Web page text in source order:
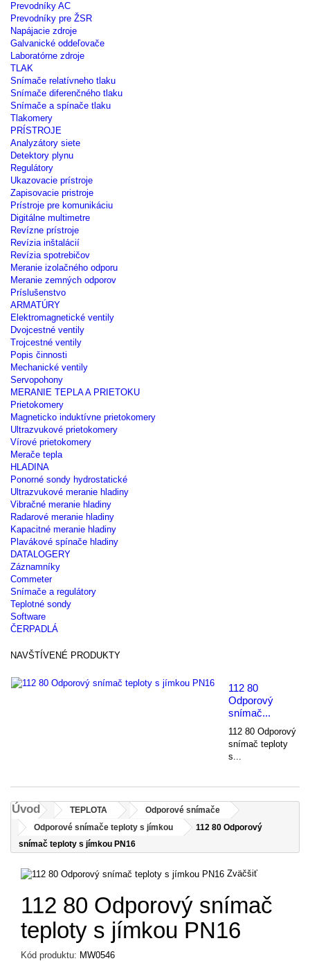
Prevodníky AC
Prevodníky pre ŽSR
Napájacie zdroje
Galvanické oddeľovače
Laboratórne zdroje
TLAK
Snímače relatívneho tlaku
Snímače diferenčného tlaku
Snímače a spínače tlaku
Tlakomery
PRÍSTROJE
Analyzátory siete
Detektory plynu
Regulátory
Ukazovacie prístroje
Zapisovacie pristroje
Prístroje pre komunikáciu
Digitálne multimetre
Revízne prístroje
Revízia inštalácií
Revízia spotrebičov
Meranie izolačného odporu
Meranie zemných odporov
Príslušenstvo
ARMATÚRY
Elektromagnetické ventily
Dvojcestné ventily
Trojcestné ventily
Popis činnosti
Mechanické ventily
Servopohony
MERANIE TEPLA A PRIETOKU
Prietokomery
Magneticko induktívne prietokomery
Ultrazvukové prietokomery
Vírové prietokomery
Merače tepla
HLADINA
Ponorné sondy hydrostatické
Ultrazvukové meranie hladiny
Vibračné meranie hladiny
Radarové meranie hladiny
Kapacitné meranie hladiny
Plavákové spínače hladiny
DATALOGERY
Záznamníky
Commeter
Snímače a regulátory
Teplotné sondy
Software
ČERPADLÁ
NAVŠTÍVENÉ PRODUKTY
112 80
Odporový
snímač...
112 80 Odporový
snímač teploty
s...
Úvod TEPLOTA
Odporové snímače
Odporové snímače teploty s jímkou
112 80 Odporový
snímač teploty s jímkou PN16
Zväčšiť
112 80 Odporový snímač
teploty s jímkou PN16
Kód produktu: MW0546